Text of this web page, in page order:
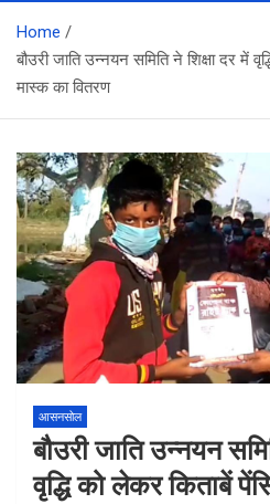
Home
बौउरी जाति उन्नयन समिति ने शिक्षा दर में
मास्क का वितरण
आसनसोल
बौउरी जाति उन्नयन
वृद्धि को लेकर किताबें